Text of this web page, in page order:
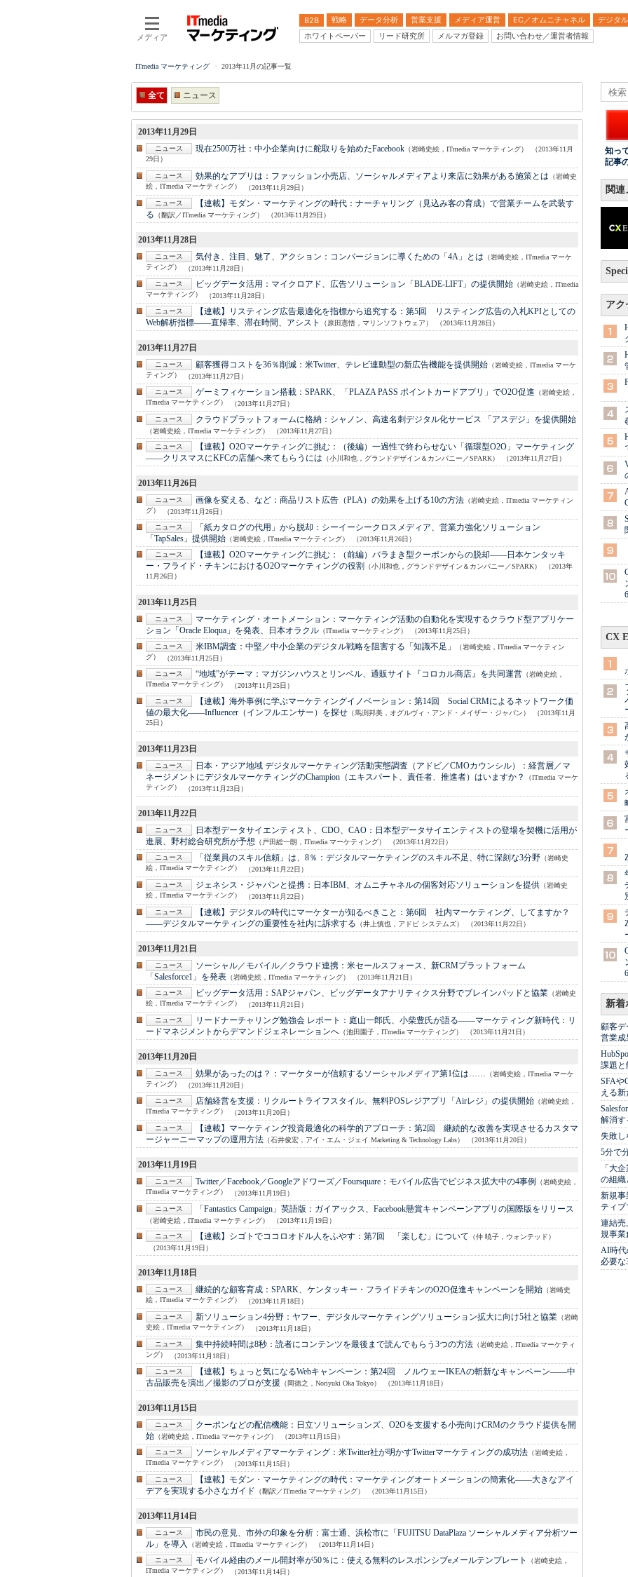
メディア
B2B 戦略 データ分析 営業支援 メディア運営 EC／オムニチャネル デジタ
ホワイトペーパー
リード研究所 メルマガ登録 お問い合わせ／運営者情報
ITmedia マーケティング 2013年11月の記事一覧
全て ニュース
2013年11月29日
ニュース 現在2500万社： 中小企業向けに舵取りを始めたFacebook （岩崎史絵，ITmedia マーケティング） （2013年11月
29日）
ニュース 効果的なアプリは： ファッション小売店、ソーシャルメディアより来店に効果がある施策とは （岩崎史
絵，ITmedia マーケティング）
（2013年11月29日）
ニュース
【連載】モダン・マーケティングの時代： ナーチャリング（見込み客の育成）で営業チームを武装す
る （翻訳／ITmedia マーケティング） （2013年11月29日）
2013年11月28日
ニュース 気付き、注目、魅了、アクション： コンバージョンに導くための「4A」とは （岩崎史絵，ITmedia マーケ
ティング）
（2013年11月28日）
ニュース
ビッグデータ活用： マイクロアド、広告ソリューション「BLADE-LIFT」の提供開始 （岩崎史絵，ITmedia
マーケティング）
（2013年11月28日）
ニュース
【連載】リスティング広告最適化を指標から追究する： 第5回 リスティング広告の入札KPIとしての
Web解析指標――直帰率、滞在時間、アシスト
（原田憲悟，マリンソフトウェア） （2013年11月28日）
2013年11月27日
ニュース 顧客獲得コストを36％削減： 米Twitter、テレビ連動型の新広告機能を提供開始 （岩崎史絵，ITmedia マーケ
ティング）
（2013年11月27日）
ニュース
ゲーミフィケーション搭載： SPARK、「PLAZA PASS ポイントカードアプリ」でO2O促進 （岩崎史絵，
ITmedia マーケティング）
（2013年11月27日）
ニュース
クラウドプラットフォームに格納： シャノン、高速名刺デジタル化サービス 「アスデジ」を提供開始
（岩崎史絵，ITmedia マーケティング）
（2013年11月27日）
ニュース
【連載】O2Oマーケティングに挑む：
（後編）一過性で終わらせない「循環型O2O」マーケティング
――クリスマスにKFCの店舗へ来てもらうには （小川和也，グランドデザイン＆カンパニー／SPARK） （2013年11月27日）
2013年11月26日
ニュース 画像を変える、など： 商品リスト広告（PLA）の効果を上げる10の方法 （岩崎史絵，ITmedia マーケティン
グ）
（2013年11月26日）
ニュース
「紙カタログの代用」から脱却： シーイーシークロスメディア、営業力強化ソリューション
「TapSales」提供開始 （岩崎史絵，ITmedia マーケティング）
（2013年11月26日）
ニュース
【連載】O2Oマーケティングに挑む：
（前編）バラまき型クーポンからの脱却――日本ケンタッキ
ー・フライド・チキンにおけるO2Oマーケティングの役割
（小川和也，グランドデザイン＆カンパニー／SPARK） （2013年
11月26日）
2013年11月25日
ニュース マーケティング・オートメーション： マーケティング活動の自動化を実現するクラウド型アプリケー
ション「Oracle Eloqua」を発表、日本オラクル （ITmedia マーケティング）
（2013年11月25日）
ニュース
米IBM調査： 中堅／中小企業のデジタル戦略を阻害する「知識不足」 （岩崎史絵，ITmedia マーケティン
グ）
（2013年11月25日）
ニュース
“地域”がテーマ： マガジンハウスとリンベル、通販サイト『コロカル商店』を共同運営 （岩崎史絵，
ITmedia マーケティング）
（2013年11月25日）
ニュース
【連載】海外事例に学ぶマーケティングイノベーション： 第14回 Social CRMによるネットワーク価
値の最大化――Influencer（インフルエンサー）を探せ （馬渕邦美，オグルヴィ・アンド・メイザー・ジャパン） （2013年11月
25日）
2013年11月23日
ニュース 日本・アジア地域 デジタルマーケティング活動実態調査（アドビ／CMOカウンシル）： 経営層／マ
ネージメントにデジタルマーケティングのChampion（エキスパート、責任者、推進者）はいますか？
（ITmedia マーケ
ティング） （2013年11月23日）
2013年11月22日
ニュース 日本型データサイエンティスト、CDO、CAO： 日本型データサイエンティストの登場を契機に活用が
進展、野村総合研究所が予想 （戸田総一朗，ITmedia マーケティング）
（2013年11月22日）
ニュース
「従業員のスキル信頼」は、8％： デジタルマーケティングのスキル不足、特に深刻な3分野 （岩崎史
絵，ITmedia マーケティング）
（2013年11月22日）
ニュース
ジェネシス・ジャパンと提携： 日本IBM、オムニチャネルの個客対応ソリューションを提供 （岩崎史
絵，ITmedia マーケティング）
（2013年11月22日）
ニュース
【連載】デジタルの時代にマーケターが知るべきこと： 第6回 社内マーケティング、してますか？
――デジタルマーケティングの重要性を社内に訴求する （井上慎也，アドビ システムズ） （2013年11月22日）
2013年11月21日
ニュース ソーシャル／モバイル／クラウド連携： 米セールスフォース、新CRMプラットフォーム
「Salesforce1」を発表 （岩崎史絵，ITmedia マーケティング）
（2013年11月21日）
ニュース
ビッグデータ活用： SAPジャパン、ビッグデータアナリティクス分野でブレインパッドと協業 （岩崎史
絵，ITmedia マーケティング）
（2013年11月21日）
ニュース
リードナーチャリング勉強会 レポート： 庭山一郎氏、小柴豊氏が語る――マーケティング新時代：リ
ードマネジメントからデマンドジェネレーションへ （池田園子，ITmedia マーケティング） （2013年11月21日）
2013年11月20日
ニュース 効果があったのは？： マーケターが信頼するソーシャルメディア第1位は…… （岩崎史絵，ITmedia マーケ
ティング）
（2013年11月20日）
ニュース
店舗経営を支援： リクルートライフスタイル、無料POSレジアプリ「Airレジ」の提供開始 （岩崎史絵，
ITmedia マーケティング）
（2013年11月20日）
ニュース
【連載】マーケティング投資最適化の科学的アプローチ： 第2回 継続的な改善を実現させるカスタマ
ージャーニーマップの運用方法 （石井俊宏，アイ・エム・ジェイ Marketing & Technology Labs） （2013年11月20日）
2013年11月19日
ニュース Twitter／Facebook／Googleアドワーズ／Foursquare： モバイル広告でビジネス拡大中の4事例 （岩崎史絵，
ITmedia マーケティング）
（2013年11月19日）
ニュース
「Fantastics Campaign」英語版： ガイアックス、Facebook懸賞キャンペーンアプリの国際版をリリース
（岩崎史絵，ITmedia マーケティング）
（2013年11月19日）
ニュース
【連載】シゴトでココロオドル人をふやす： 第7回 「楽しむ」について （仲 暁子，ウォンテッド）
（2013年11月19日）
2013年11月18日
ニュース 継続的な顧客育成： SPARK、ケンタッキー・フライドチキンのO2O促進キャンペーンを開始 （岩崎史
絵，ITmedia マーケティング）
（2013年11月18日）
ニュース
新ソリューション4分野： ヤフー、デジタルマーケティングソリューション拡大に向け5社と協業 （岩崎
史絵，ITmedia マーケティング）
（2013年11月18日）
ニュース
集中持続時間は8秒： 読者にコンテンツを最後まで読んでもらう3つの方法 （岩崎史絵，ITmedia マーケティ
ング）
（2013年11月18日）
ニュース
【連載】ちょっと気になるWebキャンペーン： 第24回 ノルウェーIKEAの斬新なキャンペーン――中
古品販売を演出／撮影のプロが支援 （岡徳之，Noriyuki Oka Tokyo） （2013年11月18日）
2013年11月15日
ニュース クーポンなどの配信機能： 日立ソリューションズ、O2Oを支援する小売向けCRMのクラウド提供を開
始 （岩崎史絵，ITmedia マーケティング）
（2013年11月15日）
ニュース
ソーシャルメディアマーケティング： 米Twitter社が明かすTwitterマーケティングの成功法 （岩崎史絵，
ITmedia マーケティング）
（2013年11月15日）
ニュース
【連載】モダン・マーケティングの時代： マーケティングオートメーションの簡素化――大きなアイ
デアを実現する小さなガイド （翻訳／ITmedia マーケティング） （2013年11月15日）
2013年11月14日
ニュース 市民の意見、市外の印象を分析： 富士通、浜松市に「FUJITSU DataPlaza ソーシャルメディア分析ツー
ル」を導入
（岩崎史絵，ITmedia マーケティング）
（2013年11月14日）
ニュース
モバイル経由のメール開封率が50％に： 使える無料のレスポンシブeメールテンプレート （岩崎史絵，
ITmedia マーケティング）
（2013年11月14日）
知っ
記事
関
アク
CX
新着
顧客デ
営業成
課題と
SFAや
える
解消す
失敗
5分で
「大
の組織
新規事
ティブ
連結売
規事業
AI時代
必要